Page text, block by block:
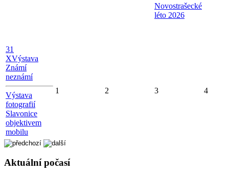
Novostrašecké
léto 2026
31
XVýstava
Známí
neznámí
Výstava
fotografií
Slavonice
objektivem
mobilu
1 2 3 4
Aktuální počasí